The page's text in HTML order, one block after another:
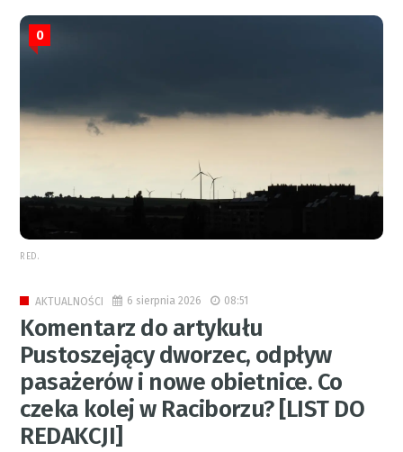
0
RED.
AKTUALNOŚCI 6 sierpnia 2026 08:51
Komentarz do artykułu
Pustoszejący dworzec, odpływ
pasażerów i nowe obietnice. Co
czeka kolej w Raciborzu? [LIST DO
REDAKCJI]